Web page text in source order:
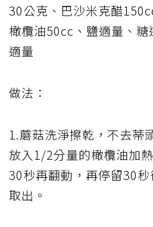
30公克、巴沙米克醋
橄欖油50cc、鹽適量、
適量
做法：
1.蘑菇洗淨擦乾，不去蒂
放入1/2分量的橄欖油加
30秒再翻動，再停留30
取出。